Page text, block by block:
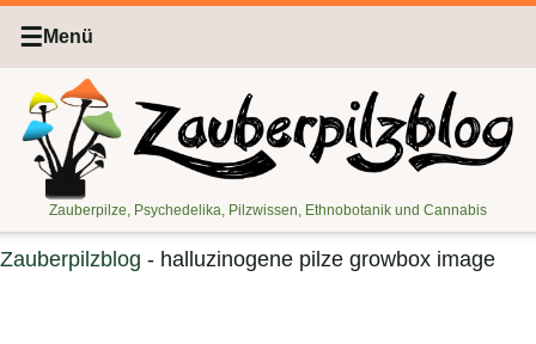
☰ Menü
Zauberpilze, Psychedelika, Pilzwissen, Ethnobotanik und Cannabis
Zauberpilzblog - halluzinogene pilze growbox image